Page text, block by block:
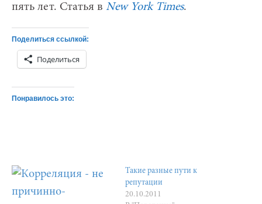
пять лет. Статья в New York Times.
Поделиться ссылкой:
Поделиться
Понравилось это:
Такие разные пути к
репутации
20.10.2011